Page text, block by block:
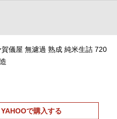
賀儀屋 無濾過 熟成 純米生詰 720
YAHOOで購入する